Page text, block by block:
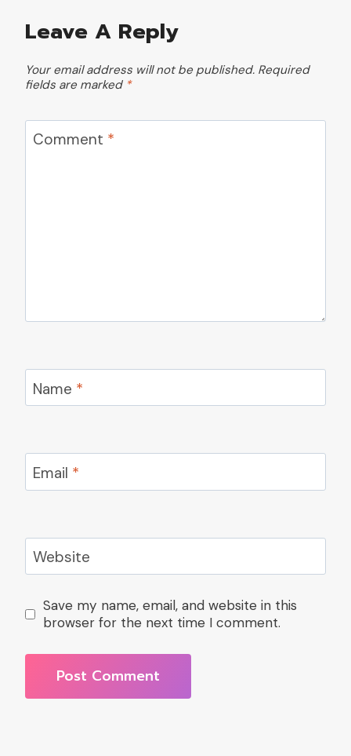
Leave A Reply
Your email address will not be published. Required
fields are marked *
Comment *
Name *
Email *
Website
Save my name, email, and website in this
browser for the next time I comment.